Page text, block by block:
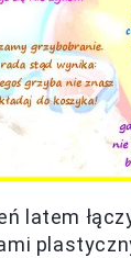
latem